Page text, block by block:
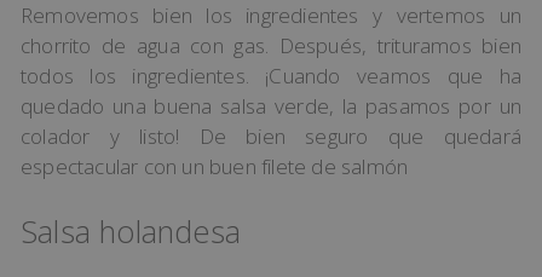
Removemos bien los ingredientes y vertemos un
chorrito de agua con gas. Después, trituramos bien
todos los ingredientes. ¡Cuando veamos que ha
quedado una buena salsa verde, la pasamos por un
colador y listo! De bien seguro que quedará
espectacular con un buen filete de salmón
Salsa holandesa